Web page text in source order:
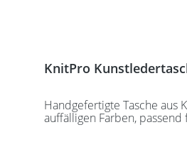
KnitPro
Handgefertigte Tasche
auffälligen Farben,